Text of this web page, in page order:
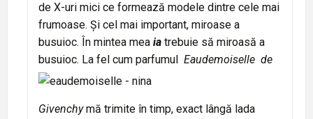
de X-uri mici ce formează modele dintre cele mai
frumoase. Și cel mai important, miroase a
busuioc. În mintea mea ia trebuie să miroasă a
busuioc. La fel cum parfumul Eaudemoiselle de
Givenchy mă trimite în timp, exact lângă lada